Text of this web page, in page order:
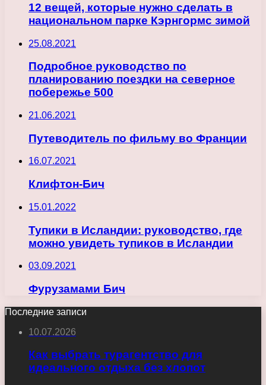
12 вещей, которые нужно сделать в
национальном парке Кэрнгормс зимой
25.08.2021
Подробное руководство по
планированию поездки на северное
побережье 500
21.06.2021
Путеводитель по фильму во Франции
16.07.2021
Клифтон-Бич
15.01.2022
Тупики в Исландии: руководство, где
можно увидеть тупиков в Исландии
03.09.2021
Фурузамами Бич
Последние записи
10.07.2026
Как выбрать турагентство для
идеального отдыха без хлопот